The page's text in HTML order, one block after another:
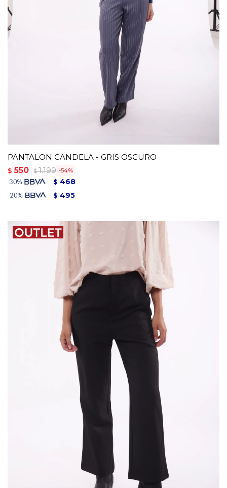
PANTALON CANDELA - GRIS OSCURO
$ 550 $ 1.199 54
$ 468
$ 495